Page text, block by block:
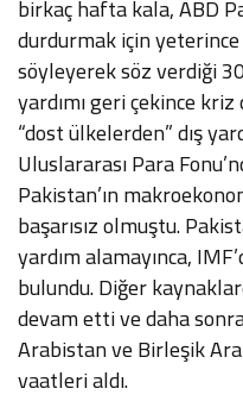
birkaç hafta kala, ABD
durdurmak için
söyleyerek söz verdiği
yardımı geri çekince
“dost ülkelerden” dış
Uluslararası Para
Pakistan’ın
başarısız olmuştu.
yardım alamayınca,
bulundu. Diğer
devam etti ve daha
Arabistan ve Birleşik
vaatleri aldı.